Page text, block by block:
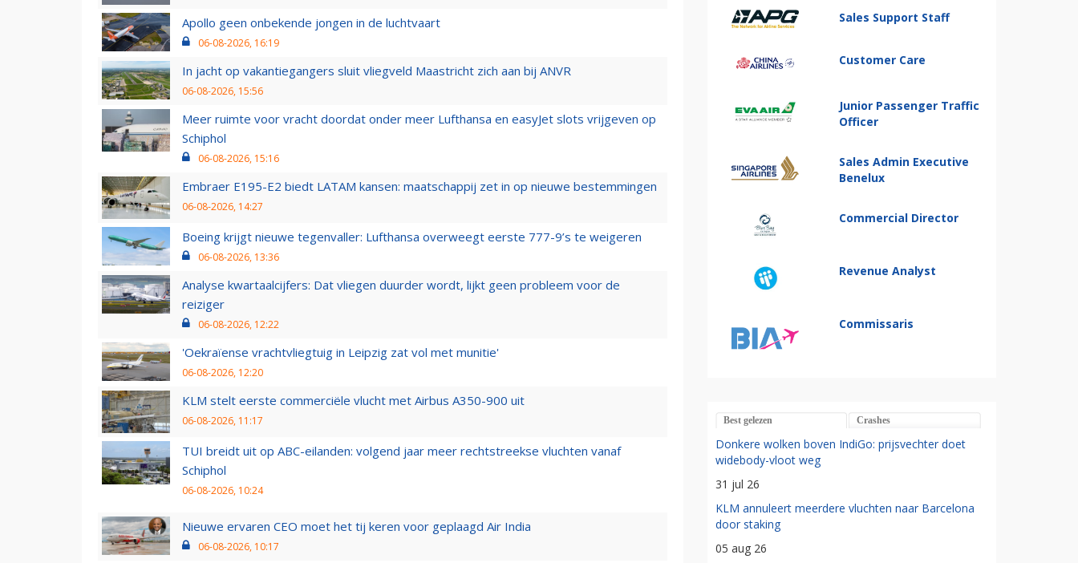
Apollo geen onbekende jongen in de luchtvaart
06-08-2026, 16:19
In jacht op vakantiegangers sluit vliegveld Maastricht zich aan bij ANVR
06-08-2026, 15:56
Meer ruimte voor vracht doordat onder meer Lufthansa en easyJet slots vrijgeven op
Schiphol
06-08-2026, 15:16
Embraer E195-E2 biedt LATAM kansen: maatschappij zet in op nieuwe bestemmingen
06-08-2026, 14:27
Boeing krijgt nieuwe tegenvaller: Lufthansa overweegt eerste 777-9’s te weigeren
06-08-2026, 13:36
Analyse kwartaalcijfers: Dat vliegen duurder wordt, lijkt geen probleem voor de
reiziger
06-08-2026, 12:22
'Oekraïense vrachtvliegtuig in Leipzig zat vol met munitie'
06-08-2026, 12:20
KLM stelt eerste commerciële vlucht met Airbus A350-900 uit
06-08-2026, 11:17
TUI breidt uit op ABC-eilanden: volgend jaar meer rechtstreekse vluchten vanaf
Schiphol
06-08-2026, 10:24
Nieuwe ervaren CEO moet het tij keren voor geplaagd Air India
06-08-2026, 10:17
Sales Support Staff
Customer Care
Junior Passenger Traffic
Officer
Sales Admin Executive
Benelux
Commercial Director
Revenue Analyst
Commissaris
Best gelezen Crashes
Donkere wolken boven IndiGo: prijsvechter doet
widebody-vloot weg
31 jul 26
KLM annuleert meerdere vluchten naar Barcelona
door staking
05 aug 26